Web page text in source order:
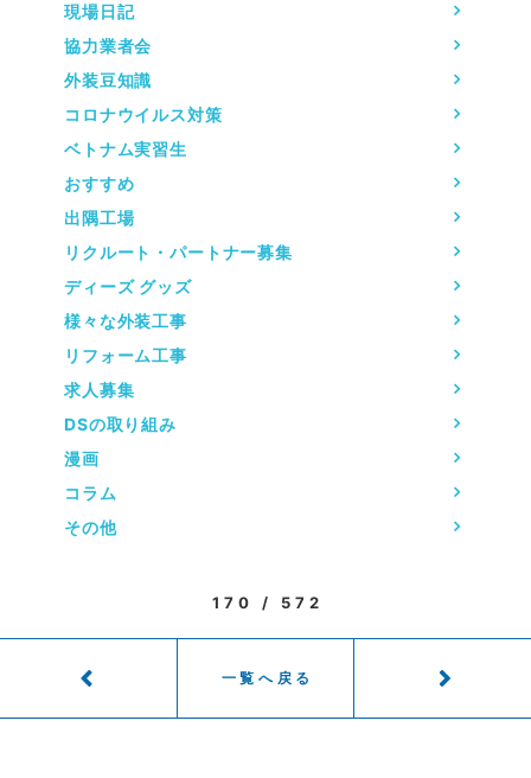
現場日記
協力業者会
外装豆知識
コロナウイルス対策
ベトナム実習生
おすすめ
出隅工場
リクルート・パートナー募集
ディーズ グッズ
様々な外装工事
リフォーム工事
求人募集
DSの取り組み
漫画
コラム
その他
170 / 572
一覧へ戻る